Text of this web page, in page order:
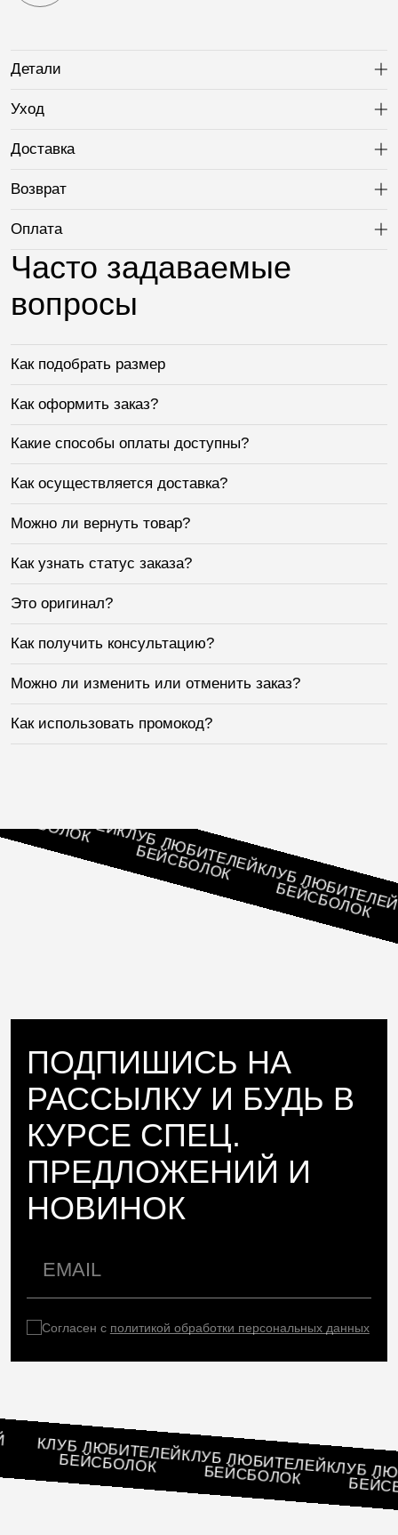
Детали
Уход
Доставка
Возврат
Оплата
Часто задаваемые
вопросы
Как подобрать размер
Как оформить заказ?
Какие способы оплаты доступны?
Как осуществляется доставка?
Можно ли вернуть товар?
Как узнать статус заказа?
Это оригинал?
Как получить консультацию?
Можно ли изменить или отменить заказ?
Как использовать промокод?
ПОДПИШИСЬ НА
РАССЫЛКУ И БУДЬ В
КУРСЕ СПЕЦ.
ПРЕДЛОЖЕНИЙ И
НОВИНОК
Согласен с политикой обработки персональных данных
КЛУБ ЛЮБИТЕЛЕЙ
БЕЙСБОЛОК КЛУБ ЛЮБИТЕЛЕЙ
БЕЙСБОЛОК
КЛУБ ЛЮБИТЕЛЕЙ
БЕЙСБОЛОК КЛУБ ЛЮБИТЕЛЕЙ
БЕЙСБОЛОК